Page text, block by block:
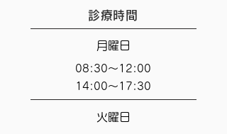
診療時間
月曜日
08:30～12:00
14:00～17:30
火曜日